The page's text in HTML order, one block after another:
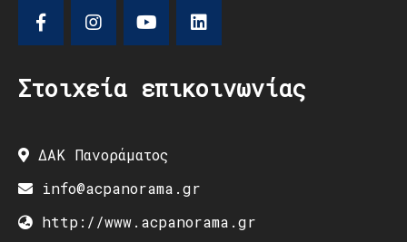
Στοιχεία επικοινωνίας
ΔΑΚ Πανοράματος
info@acpanorama.gr
http://www.acpanorama.gr